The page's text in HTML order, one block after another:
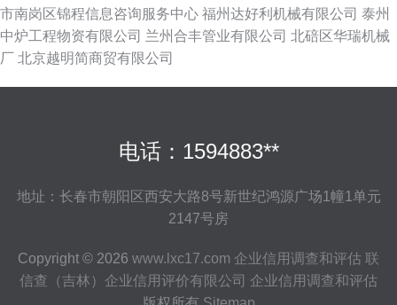
市南岗区锦程信息咨询服务中心 福州达好利机械有限公司 泰州
中炉工程物资有限公司 兰州合丰管业有限公司 北碚区华瑞机械
厂 北京越明简商贸有限公司
电话：1594883**
地址：长春市朝阳区西安大路8号新世纪鸿源广场1幢1单元
2147号房
Copyright © 2026 www.lxc17.com 企业信用调查和评估 联
信查（吉林）企业信用评价有限公司 企业信用调查和评估